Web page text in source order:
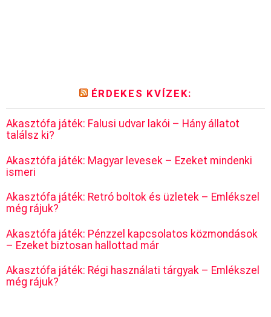
ÉRDEKES KVÍZEK:
Akasztófa játék: Falusi udvar lakói – Hány állatot
találsz ki?
Akasztófa játék: Magyar levesek – Ezeket mindenki
ismeri
Akasztófa játék: Retró boltok és üzletek – Emlékszel
még rájuk?
Akasztófa játék: Pénzzel kapcsolatos közmondások
– Ezeket biztosan hallottad már
Akasztófa játék: Régi használati tárgyak – Emlékszel
még rájuk?